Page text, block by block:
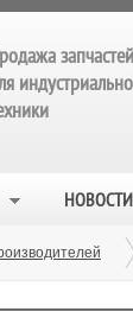
запчастей
НОВОСТИ